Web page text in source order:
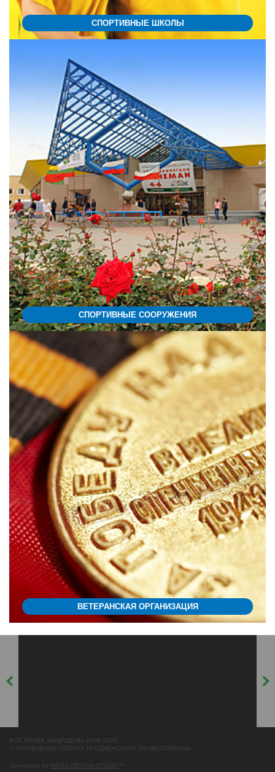
СПОРТИВНЫЕ ШКОЛЫ
СПОРТИВНЫЕ СООРУЖЕНИЯ
ВЕТЕРАНСКАЯ ОРГАНИЗАЦИЯ
ВСЕ ПРАВА ЗАЩИЩЕНЫ 2006-2026
© УПРАВЛЕНИЕ СПОРТА ГРОДНЕНСКОГО ОБЛИСПОЛКОМА
Developed by MEGA DESIGN-STUDIO ™